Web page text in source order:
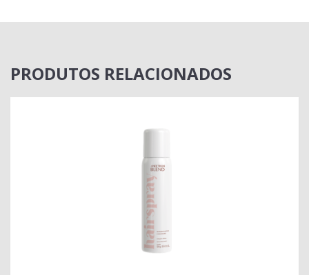
PRODUTOS RELACIONADOS